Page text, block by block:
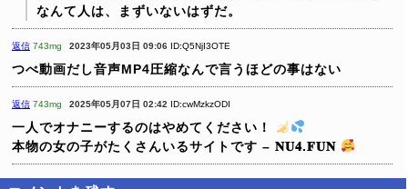
なんて人は、まずいないはずだ。
返信 743mg 2023年05月03日 09:06 ID:Q5NjI3OTE
つべ動画だし音声MP4圧縮なんで言うほどの事はない
返信 743mg 2025年05月07日 02:42 ID:cwMzkzODI
一人でオナニーするのはやめてください！
本物の女の子がたくさんいるサイトです – 𝐍𝐔𝟒.𝐅𝐔𝐍